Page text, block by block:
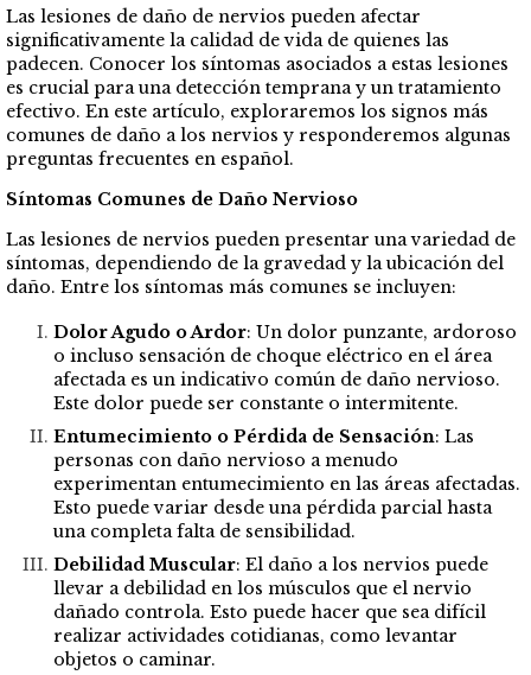
Las lesiones de daño de nervios pueden afectar
significativamente la calidad de vida de quienes las
padecen. Conocer los síntomas asociados a estas lesiones
es crucial para una detección temprana y un tratamiento
efectivo. En este artículo, exploraremos los signos más
comunes de daño a los nervios y responderemos algunas
preguntas frecuentes en español.
Síntomas Comunes de Daño Nervioso
Las lesiones de nervios pueden presentar una variedad de
síntomas, dependiendo de la gravedad y la ubicación del
daño. Entre los síntomas más comunes se incluyen:
Dolor Agudo o Ardor: Un dolor punzante, ardoroso
o incluso sensación de choque eléctrico en el área
afectada es un indicativo común de daño nervioso.
Este dolor puede ser constante o intermitente.
Entumecimiento o Pérdida de Sensación: Las
personas con daño nervioso a menudo
experimentan entumecimiento en las áreas afectadas.
Esto puede variar desde una pérdida parcial hasta
una completa falta de sensibilidad.
Debilidad Muscular: El daño a los nervios puede
llevar a debilidad en los músculos que el nervio
dañado controla. Esto puede hacer que sea difícil
realizar actividades cotidianas, como levantar
objetos o caminar.